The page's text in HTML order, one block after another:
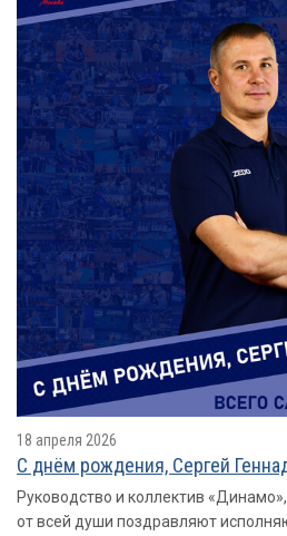
18 апреля 2026
С днём рождения, Сергей
Руководство и коллектив
от всей души поздравляют